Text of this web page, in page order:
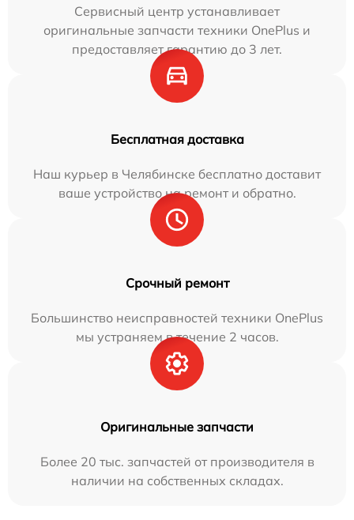
Сервисный центр устанавливает
оригинальные запчасти техники OnePlus и
предоставляет гарантию до 3 лет.
Бесплатная доставка
Наш курьер в Челябинске бесплатно доставит
ваше устройство на ремонт и обратно.
Срочный ремонт
Большинство неисправностей техники OnePlus
мы устраняем в течение 2 часов.
Оригинальные запчасти
Более 20 тыс. запчастей от производителя в
наличии на собственных складах.